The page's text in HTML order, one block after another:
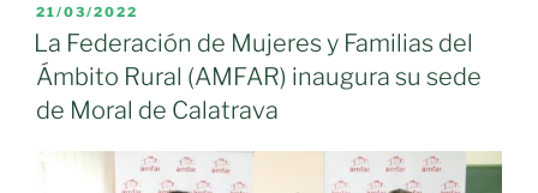
PUBLICADO
EL
21/03/2022
La Federación de Mujeres y Familias del
Ámbito Rural (AMFAR) inaugura su sede
de Moral de Calatrava